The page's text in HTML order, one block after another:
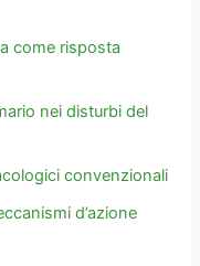
come risposta
nei disturbi del
convenzionali
d’azione